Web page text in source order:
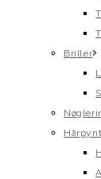
Briller